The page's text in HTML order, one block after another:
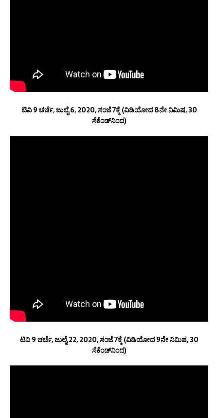
ಟಿವಿ 9 ಚರ್ಚೆ, ಜುಲೈ 6, 2020, ಸಂಜೆ 7ಕ್ಕೆ (ವಿಡಿಯೋದ 8ನೇ ನಿಮಿಷ, 30
ಸೆಕೆಂಡ್‌ನಿಂದ)
ಟಿವಿ 9 ಚರ್ಚೆ, ಜುಲೈ 22, 2020, ಸಂಜೆ 7ಕ್ಕೆ (ವಿಡಿಯೋದ 9ನೇ ನಿಮಿಷ, 30
ಸೆಕೆಂಡ್‌ನಿಂದ)